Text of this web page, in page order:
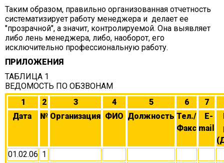
Таким образом, правильно организованная отчетность
систематизирует работу менеджера и делает ее
"прозрачной", а значит, контролируемой. Она выявляет
либо лень менеджера, либо, наоборот, его
исключительно профессиональную работу.
ПРИЛОЖЕНИЯ
ТАБЛИЦА 1
ВЕДОМОСТЬ ПО ОБЗВОНАМ
1
2 3 4 5 6
7
Дата
№ Организация ФИО Должность Тел./
Факс
E-
mail
01.02.06 1